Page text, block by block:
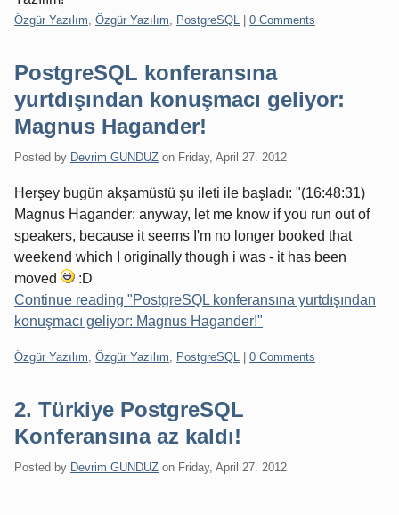
Categories:
Özgür Yazılım Özgür Yazılım PostgreSQL 0 Comments
PostgreSQL konferansına
yurtdışından konuşmacı geliyor:
Magnus Hagander!
Posted by Devrim GUNDUZ on Friday, April 27. 2012
Herşey bugün akşamüstü şu ileti ile başladı: "(16:48:31)
Magnus Hagander: anyway, let me know if you run out of
speakers, because it seems I'm no longer booked that
weekend which I originally though i was - it has been
moved
:D
Continue reading "PostgreSQL konferansına yurtdışından
konuşmacı geliyor: Magnus Hagander!"
Categories:
Özgür Yazılım Özgür Yazılım PostgreSQL 0 Comments
2. Türkiye PostgreSQL
Konferansına az kaldı!
Posted by Devrim GUNDUZ on Friday, April 27. 2012